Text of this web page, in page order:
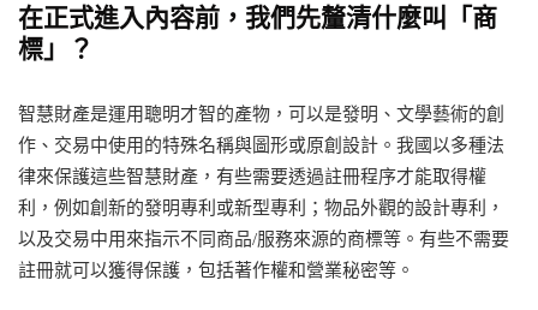
在正式進入內容前，我們先釐清什麼叫「商
標」？
智慧財產是運用聰明才智的產物，可以是發明、文學藝術的創
作、交易中使用的特殊名稱與圖形或原創設計。我國以多種法
律來保護這些智慧財產，有些需要透過註冊程序才能取得權
利，例如創新的發明專利或新型專利；物品外觀的設計專利，
以及交易中用來指示不同商品/服務來源的商標等。有些不需要
註冊就可以獲得保護，包括著作權和營業秘密等。